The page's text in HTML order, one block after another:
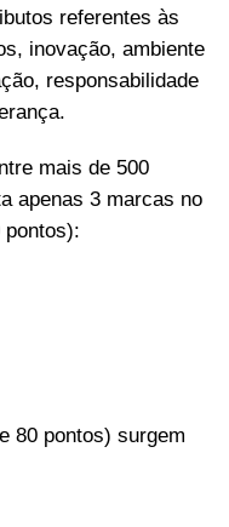
referentes às
inovação, ambiente
responsabilidade
mais de 500
80 pontos) surgem